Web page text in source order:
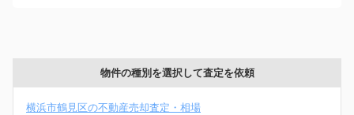
物件の種別を選択して査定を依頼
横浜市鶴見区の不動産売却査定・相場